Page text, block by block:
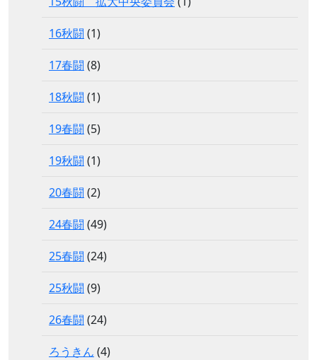
16秋闘 (1)
17春闘 (8)
18秋闘 (1)
19春闘 (5)
19秋闘 (1)
20春闘 (2)
24春闘 (49)
25春闘 (24)
25秋闘 (9)
26春闘 (24)
ろうきん (4)